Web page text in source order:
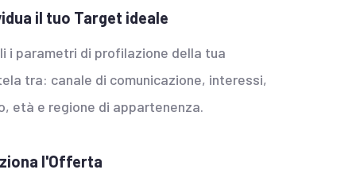
il tuo Target ideale
i parametri di profilazione della tua
tra: canale di comunicazione, interessi,
età e regione di appartenenza.
l'Offerta